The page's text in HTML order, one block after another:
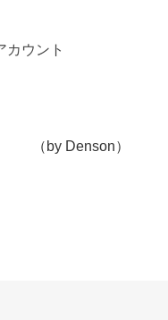
カウント
（by Denson）